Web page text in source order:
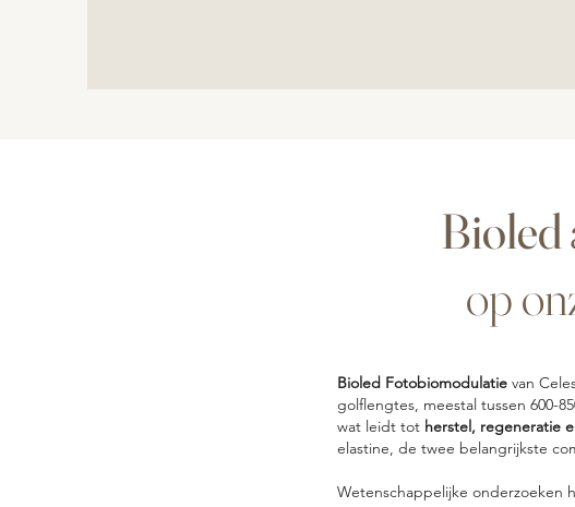
Bioled
op
Bioled Fotobiomodulatie van
golflengtes, meestal tussen 600-
wat leidt tot herstel, regeneratie
elastine, de twee belangrijkste
Wetenschappelijke onderzoeken